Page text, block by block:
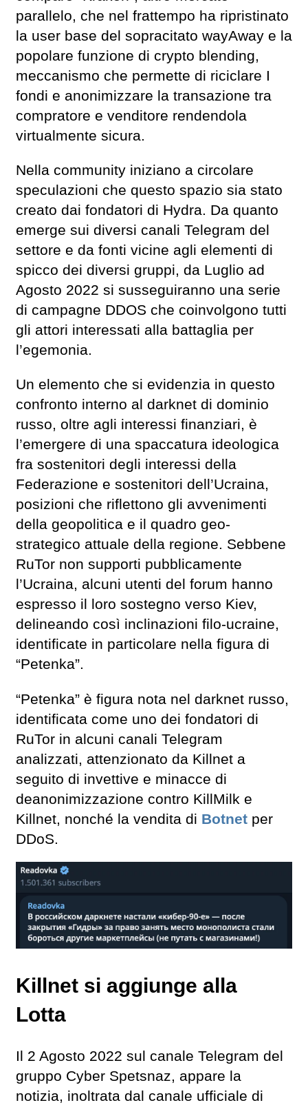
parallelo, che nel frattempo ha ripristinato
la user base del sopracitato wayAway e la
popolare funzione di crypto blending,
meccanismo che permette di riciclare I
fondi e anonimizzare la transazione tra
compratore e venditore rendendola
virtualmente sicura.
Nella community iniziano a circolare
speculazioni che questo spazio sia stato
creato dai fondatori di Hydra. Da quanto
emerge sui diversi canali Telegram del
settore e da fonti vicine agli elementi di
spicco dei diversi gruppi, da Luglio ad
Agosto 2022 si susseguiranno una serie
di campagne DDOS che coinvolgono tutti
gli attori interessati alla battaglia per
l’egemonia.
Un elemento che si evidenzia in questo
confronto interno al darknet di dominio
russo, oltre agli interessi finanziari, è
l’emergere di una spaccatura ideologica
fra sostenitori degli interessi della
Federazione e sostenitori dell’Ucraina,
posizioni che riflettono gli avvenimenti
della geopolitica e il quadro geo-
strategico attuale della regione. Sebbene
RuTor non supporti pubblicamente
l’Ucraina, alcuni utenti del forum hanno
espresso il loro sostegno verso Kiev,
delineando così inclinazioni filo-ucraine,
identificate in particolare nella figura di
“Petenka”.
“Petenka” è figura nota nel darknet russo,
identificata come uno dei fondatori di
RuTor in alcuni canali Telegram
analizzati, attenzionato da Killnet a
seguito di invettive e minacce di
deanonimizzazione contro KillMilk e
Killnet, nonché la vendita di Botnet per
DDoS.
Killnet si aggiunge alla
Lotta
Il 2 Agosto 2022 sul canale Telegram del
gruppo Cyber Spetsnaz, appare la
notizia, inoltrata dal canale ufficiale di